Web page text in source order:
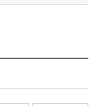
정보자료실